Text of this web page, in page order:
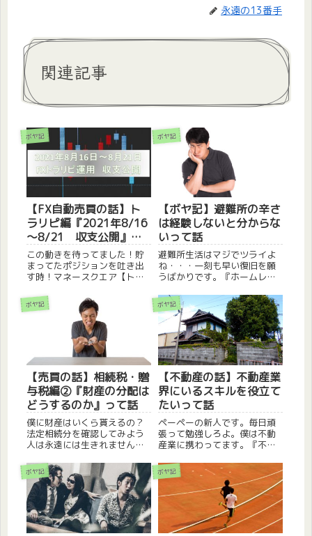
永遠の13番手
関連記事
ボヤ記
【FX自動売買の話】ト
ラリピ編『2021年8/16
～8/21 収支公開』っ
て話
この動きを待ってました！貯
まってたポジションを吐き出
す時！マネースクエア【トラ
ル』、『加ドル/円』、『ユー
ロ/円』、『ユーロ/英ポン
ド』をトラリピ運用行ってお
ります。1週間に1回の頻度で
更新していきます。※前回ま...
ボヤ記
【ボヤ記】避難所の辛さ
は経験しないと分からな
いって話
避難所生活はマジでツライよ
ね・・・一刻も早い復旧を願
うばかりです。『ホームレス
地震が起きているニュースを
見かけます。去年は台風被害
も多かったですよね。コロナ
に自然災害にと今後の日本が
心配です・・・災害時の避難
所につ...
ボヤ記
【売買の話】相続税・贈
与税編②『財産の分配は
どうするのか』って話
僕に財産はいくら貰えるの？
法定相続分を確認してみよう
人は永遠には生きれません。
つかは亡くなってしまう時が
必ずやってきます。私たちの
生活の中で切っても切れない
ものに『不動産』がありま
す。「自分たちが生まれ育っ
た田舎の...
ボヤ記
【不動産の話】不動産業
界にいるスキルを役立て
たいって話
ペーペーの新人です。毎日頑
張って勉強しろよ。僕は不動
産業に携わってます。『不動
ージしかないですね。でもそ
れは仕方のない事だと思いま
す。実際に自分も携わる前は
そう思っていましたし。今回
はそんな『不動産会社につい
て』の...
ボヤ記 ボヤ記